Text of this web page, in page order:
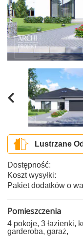
Lustrzane
Dostępność:
Koszt wysyłki:
Pakiet dodatków o
Pomieszczenia
4 pokoje, 3 łazienki,
garderoba, garaż,